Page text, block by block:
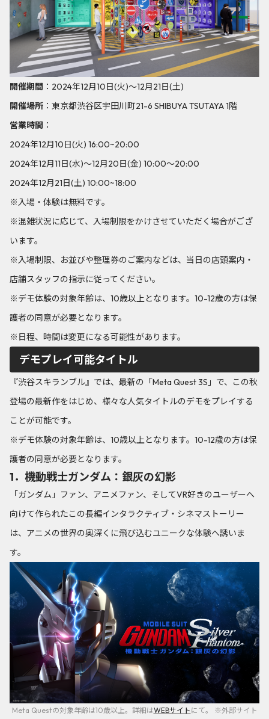
開催期間 ：2024年12月10日(火)～12月21日(土)
開催場所 ：東京都渋谷区宇田川町21-6 SHIBUYA TSUTAYA 1階
営業時間 ：
2024年12月10日(火) 16:00~20:00
2024年12月11日(水)～12月20日(金) 10:00～20:00
2024年12月21日(土) 10:00~18:00
※入場・体験は無料です。
※混雑状況に応じて、入場制限をかけさせていただく場合がござ
います。
※入場制限、お並びや整理券のご案内などは、当日の店頭案内・
店舗スタッフの指示に従ってください。
※デモ体験の対象年齢は、10歳以上となります。10-12歳の方は保
護者の同意が必要となります。
※日程、時間は変更になる可能性があります。
デモプレイ可能タイトル
『渋谷スキランブル』では、最新の「Meta Quest 3S」で、この秋
登場の最新作をはじめ、様々な人気タイトルのデモをプレイする
ことが可能です。
※デモ体験の対象年齢は、10歳以上となります。10-12歳の方は保
護者の同意が必要となります。
1．機動戦士ガンダム：銀灰の幻影
「ガンダム」ファン、アニメファン、そしてVR好きのユーザーへ
向けて作られたこの長編インタラクティブ・シネマストーリー
は、アニメの世界の奥深くに飛び込むユニークな体験へ誘いま
す。
Meta Questの対象年齢は10歳以上。詳細はWEBサイト にて。 ※外部サイト